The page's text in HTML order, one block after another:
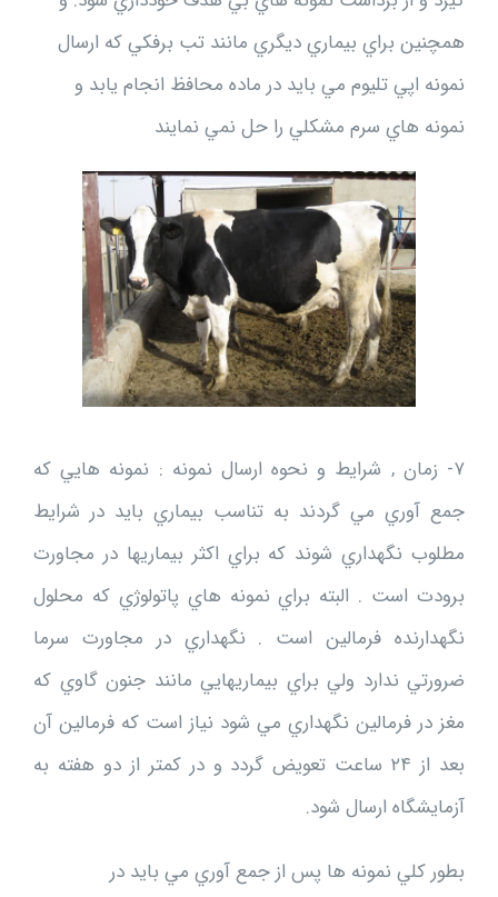
همچنين براي بيماري ديگري مانند تب برفكي كه ارسال
نمونه اپي تليوم مي بايد در ماده محافظ انجام يابد و
نمونه هاي سرم مشكلي را حل نمي نمايند
۷- زمان , شرايط و نحوه ارسال نمونه : نمونه هايي كه
جمع آوري مي گردند به تناسب بيماري بايد در شرايط
مطلوب نگهداري شوند كه براي اكثر بيماريها در مجاورت
برودت است . البته براي نمونه هاي پاتولوژي كه محلول
نگهدارنده فرمالين است . نگهداري در مجاورت سرما
ضرورتي ندارد ولي براي بيماريهايي مانند جنون گاوي كه
مغز در فرمالين نگهداري مي شود نياز است كه فرمالين آن
بعد از ۲۴ ساعت تعويض گردد و در كمتر از دو هفته به
آزمايشگاه ارسال شود.
بطور كلي نمونه ها پس از جمع آوري مي بايد در